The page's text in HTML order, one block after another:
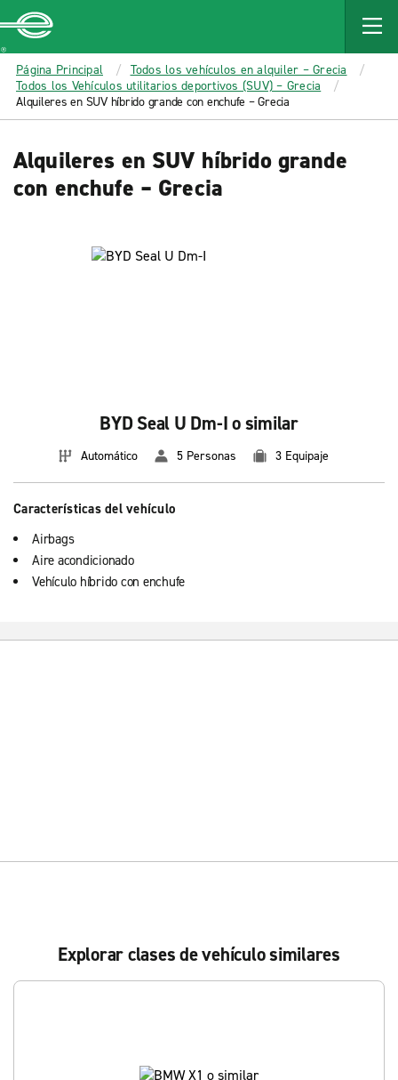
MAIN
CONTENT
Enterprise
Página Principal
Todos los vehículos en alquiler – Grecia
Todos los Vehículos utilitarios deportivos (SUV) – Grecia
Alquileres en SUV híbrido grande con enchufe – Grecia
Alquileres en SUV híbrido grande
con enchufe – Grecia
BYD Seal U Dm-I o similar
Automático 5 Personas 3 Equipaje
Características del vehículo
Airbags
Aire acondicionado
Vehículo híbrido con enchufe
Explorar clases de vehículo similares